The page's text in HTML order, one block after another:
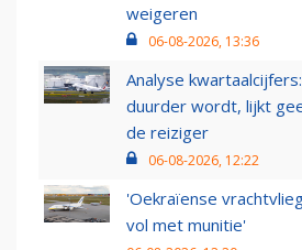
weigeren
06-08-2026, 13:36
Analyse
duurder wordt, lijkt
de reiziger
06-08-2026, 12:22
'Oekraïense
vol met munitie'